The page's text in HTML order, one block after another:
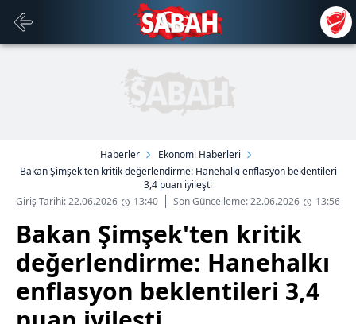
Haberler
Ekonomi Haberleri
Bakan Şimşek'ten kritik değerlendirme: Hanehalkı enflasyon beklentileri
3,4 puan iyileşti
Giriş Tarihi: 22.06.2026
13:40 Son Güncelleme: 22.06.2026 13:56
Bakan Şimşek'ten kritik
değerlendirme: Hanehalkı
enflasyon beklentileri 3,4